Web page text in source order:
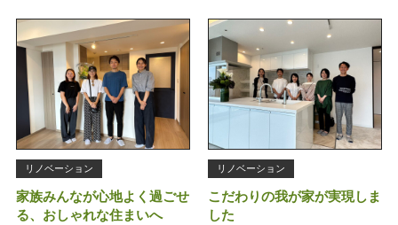
リノベーション
家族みんなが心地よく過ごせ
る、おしゃれな住まいへ
リノベーション
こだわりの我が家が実現しま
した